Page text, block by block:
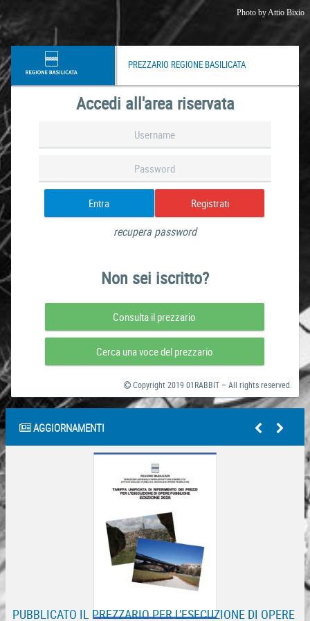
Photo byAttio Bixio
PREZZARIO REGIONE BASILICATA
Accedi all'area riservata
Entra Registrati
recupera password
Non sei iscritto?
Consulta il prezzario
Cerca una voce del prezzario
Copyright 2019 01RABBIT – All rights reserved.
AGGIORNAMENTI
PUBBLICATO IL PREZZARIO PER L'ESECUZIONE DI OPERE